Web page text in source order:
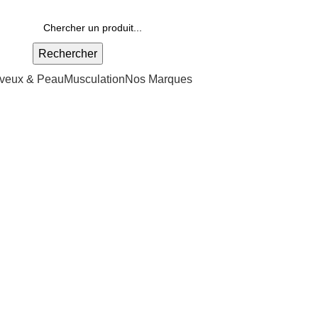
Rechercher
& PeauMusculationNos Marques